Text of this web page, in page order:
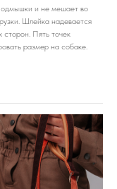
и не мешает во
Шлейка надевается
сторон. Пять точек
размер на собаке.